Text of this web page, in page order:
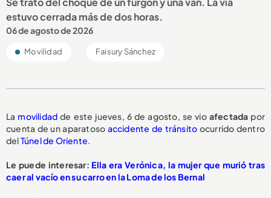
estuvo cerrada más de dos horas.
06 de agosto de 2026
Movilidad Faisury Sánchez
La movilidad de este jueves, 6 de agosto, se vioafectada por
cuenta de un aparatoso accidente de tránsito ocurrido dentro
delTúnel de Oriente.
Le puede interesar: Ella era Verónica, la mujer que murió tras
caer al vacío en su carro en la Loma de los Bernal